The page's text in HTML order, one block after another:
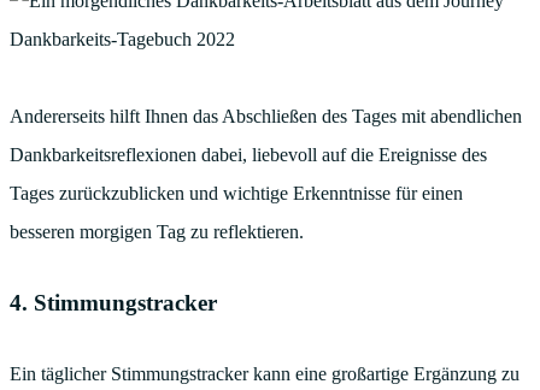
Andererseits hilft Ihnen das Abschließen des Tages mit abendlichen
Dankbarkeitsreflexionen dabei, liebevoll auf die Ereignisse des
Tages zurückzublicken und wichtige Erkenntnisse für einen
besseren morgigen Tag zu reflektieren.
4. Stimmungstracker
Ein täglicher Stimmungstracker kann eine großartige Ergänzung zu